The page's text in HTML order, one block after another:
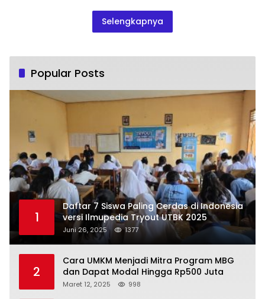
Selengkapnya
Popular Posts
1
Daftar 7 Siswa Paling Cerdas di Indonesia
versi Ilmupedia Tryout UTBK 2025
Juni 26, 2025 1377
2
Cara UMKM Menjadi Mitra Program MBG
dan Dapat Modal Hingga Rp500 Juta
Maret 12, 2025 998